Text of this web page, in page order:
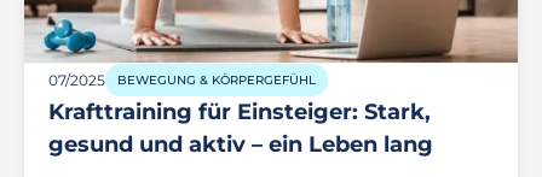
07/2025 BEWEGUNG & KÖRPERGEFÜHL
Krafttraining für Einsteiger: Stark,
gesund und aktiv – ein Leben lang